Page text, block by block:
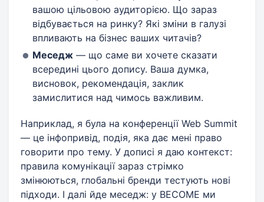
вашою цільовою аудиторією. Що зараз
відбувається на ринку? Які зміни в галузі
впливають на бізнес ваших читачів?
Меседж — що саме ви хочете сказати
всередині цього допису. Ваша думка,
висновок, рекомендація, заклик
замислитися над чимось важливим.
Наприклад, я була на конференції Web Summit
— це інфопривід, подія, яка дає мені право
говорити про тему. У дописі я даю контекст:
правила комунікації зараз стрімко
змінюються, глобальні бренди тестують нові
підходи. І далі йде меседж: у BECOME ми